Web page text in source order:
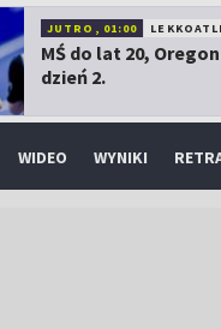
JUTRO, 01:00
MŚ do lat 20, Oregon
dzień 2.
WIDEO WYNIKI